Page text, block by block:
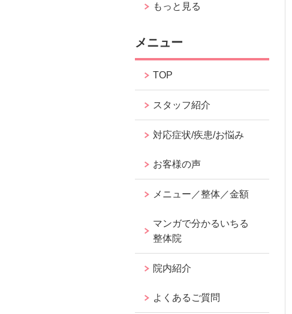
もっと見る
メニュー
TOP
スタッフ紹介
対応症状/疾患/お悩み
お客様の声
メニュー／整体／金額
マンガで分かるいちる
整体院
院内紹介
よくあるご質問